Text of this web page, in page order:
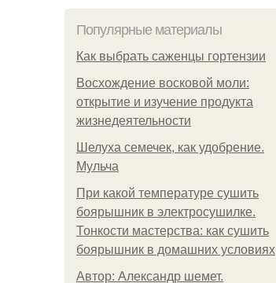
Популярные материалы
Как выбрать саженцы гортензии
Восхождение восковой моли:
открытие и изучение продукта
жизнедеятельности
Шелуха семечек, как удобрение.
Мульча
При какой температуре сушить
боярышник в электросушилке.
Тонкости мастерства: как сушить
боярышник в домашних условиях
Автор: Александр шемет.